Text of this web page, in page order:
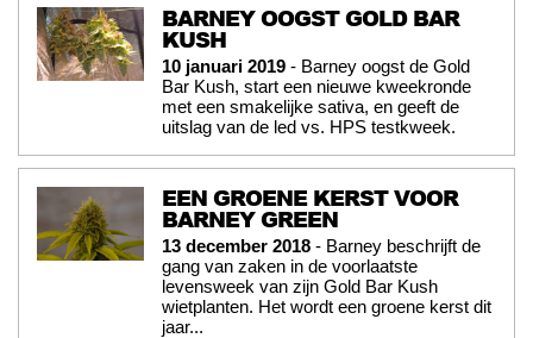
BARNEY OOGST GOLD BAR
KUSH
10 januari 2019 - Barney oogst de Gold
Bar Kush, start een nieuwe kweekronde
met een smakelijke sativa, en geeft de
uitslag van de led vs. HPS testkweek.
EEN GROENE KERST VOOR
BARNEY GREEN
13 december 2018 - Barney beschrijft de
gang van zaken in de voorlaatste
levensweek van zijn Gold Bar Kush
wietplanten. Het wordt een groene kerst dit
jaar...